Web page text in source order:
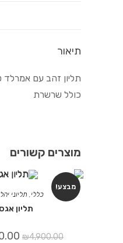
תיאור
תליון זהב עם אמרלד
כולל שרשרת
מוצרים קשורים
מבצע!
כללי, תליוני
תליון אגס
₪4,900.00